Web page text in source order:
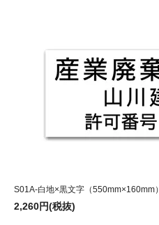
S01A-白地×黒文字（550mm×160mm）
2,260円(税抜)